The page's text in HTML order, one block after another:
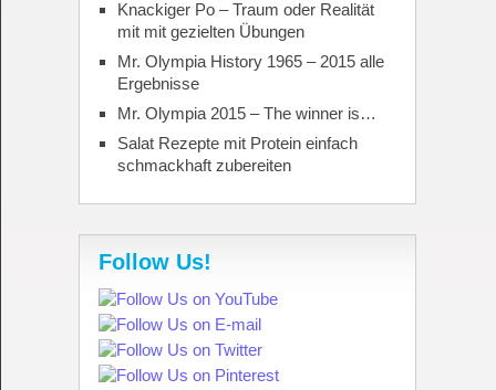
Knackiger Po – Traum oder Realität
mit mit gezielten Übungen
Mr. Olympia History 1965 – 2015 alle
Ergebnisse
Mr. Olympia 2015 – The winner is…
Salat Rezepte mit Protein einfach
schmackhaft zubereiten
Follow Us!